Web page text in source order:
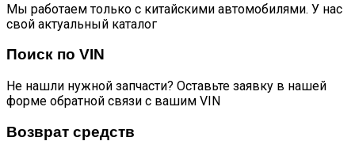
Мы работаем только с китайскими автомобилями. У нас
свой актуальный каталог
Поиск по VIN
Не нашли нужной запчасти? Оставьте заявку в нашей
форме обратной связи с вашим VIN
Возврат средств